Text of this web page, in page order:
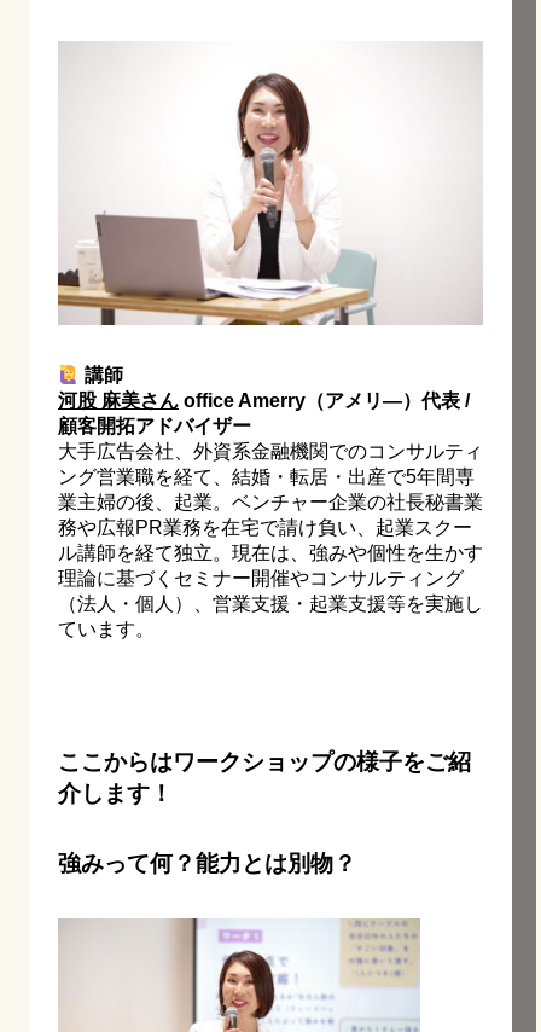
講師
河股 麻美さん office Amerry（アメリ―）代表 /
顧客開拓アドバイザー
大手広告会社、外資系金融機関でのコンサルティ
ング営業職を経て、結婚・転居・出産で5年間専
業主婦の後、起業。ベンチャー企業の社長秘書業
務や広報PR業務を在宅で請け負い、起業スクー
ル講師を経て独立。現在は、強みや個性を生かす
理論に基づくセミナー開催やコンサルティング
（法人・個人）、営業支援・起業支援等を実施し
ています。
ここからはワークショップの様子をご紹
介します！
強みって何？能力とは別物？